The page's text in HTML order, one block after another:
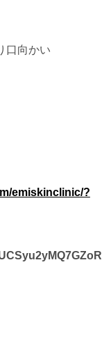
口向かい
emiskinclinic/?